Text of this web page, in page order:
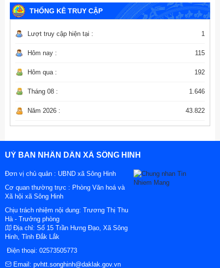
THỐNG KÊ TRUY CẬP
Lượt truy cập hiện tại : 1
Hôm nay : 115
Hôm qua : 192
Tháng 08 : 1.646
Năm 2026 : 43.822
UỶ BAN NHÂN DÂN XÃ SÔNG HINH
Đơn vị chủ quản : UBND xã Sông Hinh
Cơ quan thường trực : Phòng Văn hoá và
Xã hội xã Sông Hinh
Chịu trách nhiệm nội dung: Trương Thị Thu
Hà - Trưởng phòng
Địa chỉ: Số 15 Trần Hưng Đạo, Xã Sông
Hinh, Tỉnh Đắk Lắk
Điện thoại: 02573505773
Email: pvhtt.songhinh@daklak.gov.vn